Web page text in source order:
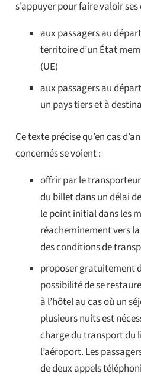
s’appuyer pour faire valoir ses
aux passagers au
territoire d’un État
(UE)
aux passagers au
un pays tiers et à
Ce texte précise qu’en cas
concernés se voient :
offrir par le
du billet dans un délai
le point initial dans les
réacheminement vers
des conditions de
proposer gratuitement
possibilité de se
à l’hôtel au cas où un
plusieurs nuits est
charge du transport du
l’aéroport. Les
de deux appels